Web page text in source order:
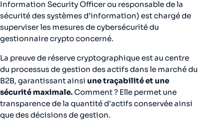
Information Security Officerou responsable de la
sécurité des systèmes d’information) est chargé de
superviser les mesures de cybersécurité du
gestionnaire crypto concerné.
La preuve de réserve cryptographique est au centre
du processus de gestion des actifs dans le marché du
B2B, garantissant ainsi une traçabilité et une
sécurité maximale.Comment ? Elle permet une
transparence de la quantité d’actifs conservée ainsi
que des décisions de gestion.